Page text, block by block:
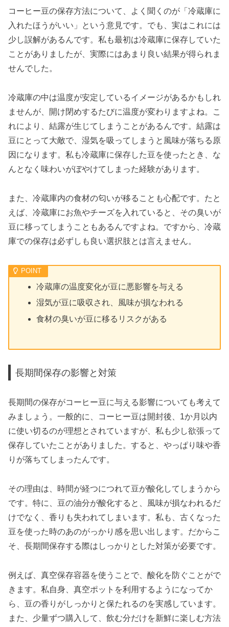
コーヒー豆の保存方法について、よく聞くのが「冷蔵庫に
入れたほうがいい」という意見です。でも、実はこれには
少し誤解があるんです。私も最初は冷蔵庫に保存していた
ことがありましたが、実際にはあまり良い結果が得られま
せんでした。
冷蔵庫の中は温度が安定しているイメージがあるかもしれ
ませんが、開け閉めするたびに温度が変わりますよね。こ
れにより、結露が生じてしまうことがあるんです。結露は
豆にとって大敵で、湿気を吸ってしまうと風味が落ちる原
因になります。私も冷蔵庫に保存した豆を使ったとき、な
んとなく味わいがぼやけてしまった経験があります。
また、冷蔵庫内の食材の匂いが移ることも心配です。たと
えば、冷蔵庫にお魚やチーズを入れていると、その臭いが
豆に移ってしまうこともあるんですよね。ですから、冷蔵
庫での保存は必ずしも良い選択肢とは言えません。
冷蔵庫の温度変化が豆に悪影響を与える
湿気が豆に吸収され、風味が損なわれる
食材の臭いが豆に移るリスクがある
長期間保存の影響と対策
長期間の保存がコーヒー豆に与える影響についても考えて
みましょう。一般的に、コーヒー豆は開封後、1か月以内
に使い切るのが理想とされていますが、私も少し欲張って
保存していたことがありました。すると、やっぱり味や香
りが落ちてしまったんです。
その理由は、時間が経つにつれて豆が酸化してしまうから
です。特に、豆の油分が酸化すると、風味が損なわれるだ
けでなく、香りも失われてしまいます。私も、古くなった
豆を使った時のあのがっかり感を思い出します。だからこ
そ、長期間保存する際はしっかりとした対策が必要です。
例えば、真空保存容器を使うことで、酸化を防ぐことがで
きます。私自身、真空ポットを利用するようになってか
ら、豆の香りがしっかりと保たれるのを実感しています。
また、少量ずつ購入して、飲む分だけを新鮮に楽しむ方法